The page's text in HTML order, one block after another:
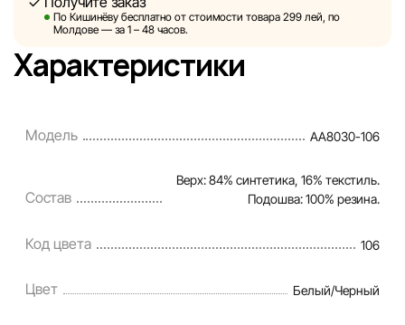
размещены на нашем сайте.
Sportlandia оставляет за собой право в одностороннем
порядке и без предварительного уведомления вносить
представленные на сайте, являются смоделированными
информация о товарах предоставляется в
ознакомительных целях.
Цены на товары, а также условия предоставления
изменены компанией Sportlandia в одностороннем
По Кишинёву бесплатно от стоимости товара 299 лей, по
Молдове — за 1 – 48 часов.
Характеристики
Модель AA8030-106
Состав
Верх: 84% синтетика, 16% текстиль.
Подошва: 100% резина.
Код цвета 106
Цвет Белый/Черный